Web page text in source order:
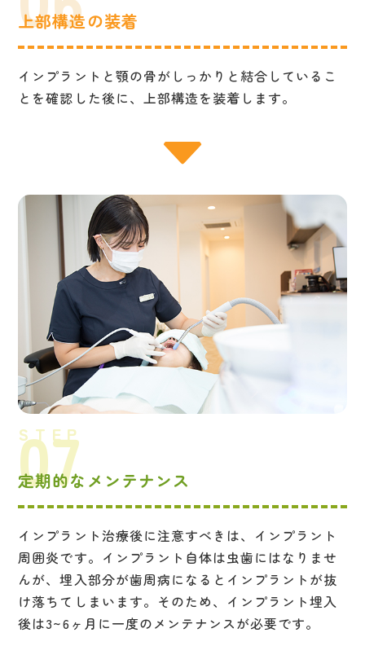
上部構造の装着
インプラントと顎の骨がしっかりと結合しているこ
とを確認した後に、上部構造を装着します。
定期的なメンテナンス
インプラント治療後に注意すべきは、インプラント
周囲炎です。インプラント自体は虫歯にはなりませ
んが、埋入部分が歯周病になるとインプラントが抜
け落ちてしまいます。そのため、インプラント埋入
後は3~6ヶ月に一度のメンテナンスが必要です。